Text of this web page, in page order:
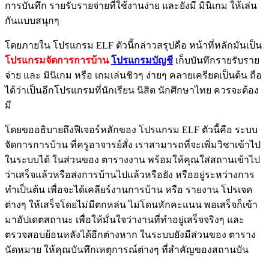
การบันทึก รายรับรายจ่ายที่ใช้งานง่าย และยังมี มินิเกม ให้เล่น
กันแบบสนุกๆ
โดยภายใน โปรแกรม ELF ตัวนี้กล่าวสรุปคือ หน้าที่หลักมันเป็น
โปรแกรมจัดการการบ้าน โปรแกรมบัญชี เก็บบันทึกรายรับราย
จ่าย และ มินิเกม หรือ เกมเล่นชิวๆ ง่ายๆ คลายเครียดเป็นต้น ถือ
ได้ว่าเป็นอีกโปรแกรมที่นักเรียน นิสิต นักศึกษาไทย ควรจะต้อง
มี
โดยขออธิบายถึงฟีเจอร์หลักของ โปรแกรม ELF ตัวนี้คือ ระบบ
จัดการการบ้าน ที่ครูอาจารย์สั่ง เราสามารถที่จะเพิ่มวิชาเข้าไป
ในระบบได้ ในส่วนของ ตารางงาน พร้อมให้คุณใส่สถานเข้าไป
ว่าเสร็จแล้วหรือส่งการบ้านไปแล้วหรือยัง หรืออยู่ระหว่างการ
ทำเป็นต้น เพื่อจะได้เคลียร์งานการบ้าน หรือ รายงาน โปรเจค
ต่างๆ ให้เสร็จโดยไม่มีตกหล่น ไม่โดนหักคะแนน พอเสร็จก็เข้า
มาอัปเดตสถานะ เพื่อให้มั่นใจว่างานที่ทำอยู่เสร็จจริงๆ และ
ตรวจสอบย้อนหลังได้อีกต่างหาก ในระบบยังมีส่วนของ ตาราง
นัดหมาย ให้คุณบันทึกเหตุการณ์ต่างๆ ที่สำคัญของสถานบัน